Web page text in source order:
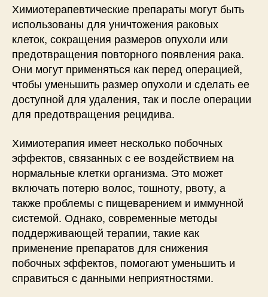
Химиотерапевтические препараты могут быть
использованы для уничтожения раковых
клеток, сокращения размеров опухоли или
предотвращения повторного появления рака.
Они могут применяться как перед операцией,
чтобы уменьшить размер опухоли и сделать ее
доступной для удаления, так и после операции
для предотвращения рецидива.
Химиотерапия имеет несколько побочных
эффектов, связанных с ее воздействием на
нормальные клетки организма. Это может
включать потерю волос, тошноту, рвоту, а
также проблемы с пищеварением и иммунной
системой. Однако, современные методы
поддерживающей терапии, такие как
применение препаратов для снижения
побочных эффектов, помогают уменьшить и
справиться с данными неприятностями.